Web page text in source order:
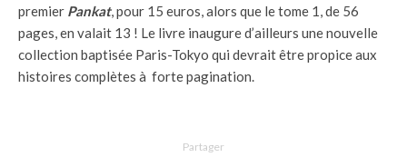
premier Pankat, pour 15 euros, alors que le tome 1, de 56
pages, en valait 13 ! Le livre inaugure d’ailleurs une nouvelle
collection baptisée Paris-Tokyo qui devrait être propice aux
histoires complètes à forte pagination.
Partager